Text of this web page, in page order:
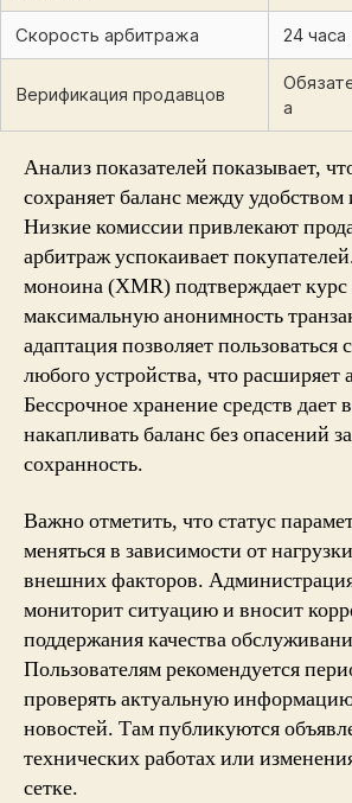
Скорость арбитража 24 часа
Верификация продавцов
а
Анализ показателей показывает,
сохраняет баланс между удобством
Низкие комиссии привлекают
арбитраж успокаивает
моноина (XMR) подтверждает курс
максимальную анонимность
адаптация позволяет пользоваться
любого устройства, что расширяет
Бессрочное хранение средств дает
накапливать баланс без опасений
сохранность.
Важно отметить, что статус
меняться в зависимости от
внешних факторов.
мониторит ситуацию и вносит
поддержания качества
Пользователям рекомендуется
проверять актуальную
новостей. Там публикуются
технических работах или
сетке.